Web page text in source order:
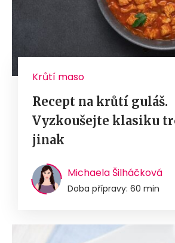
Krůtí maso
Recept na krůtí guláš.
Vyzkoušejte klasiku
jinak
Michaela Šilháčková
Doba přípravy: 60 min